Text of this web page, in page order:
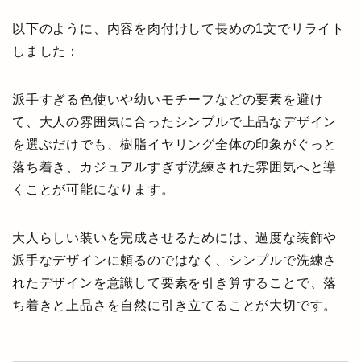
以下のように、内容を肉付けして長めの1文でリライト
しました：
派手すぎる色使いや幼いモチーフなどの要素を避け
て、大人の雰囲気に合ったシンプルで上品なデザイン
を選ぶだけでも、樹脂イヤリング全体の印象がぐっと
落ち着き、カジュアルすぎず洗練された雰囲気へと導
くことが可能になります。
大人らしい装いを完成させるためには、過度な装飾や
派手なデザインに頼るのではなく、シンプルで洗練さ
れたデザインを意識して要素を引き算することで、落
ち着きと上品さを自然に引き立てることが大切です。